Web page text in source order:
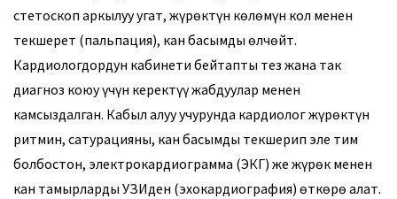
стетоскоп аркылуу угат, жүрөктүн көлөмүн кол менен
текшерет (пальпация), кан басымды өлчөйт.
Кардиологдордун кабинети бейтапты тез жана так
диагноз коюу үчүн керектүү жабдуулар менен
камсыздалган. Кабыл алуу учурунда кардиолог жүрөктүн
ритмин, сатурацияны, кан басымды текшерип эле тим
болбостон, электрокардиограмма (ЭКГ) же жүрөк менен
кан тамырларды УЗИден (эхокардиография) өткөрө алат.